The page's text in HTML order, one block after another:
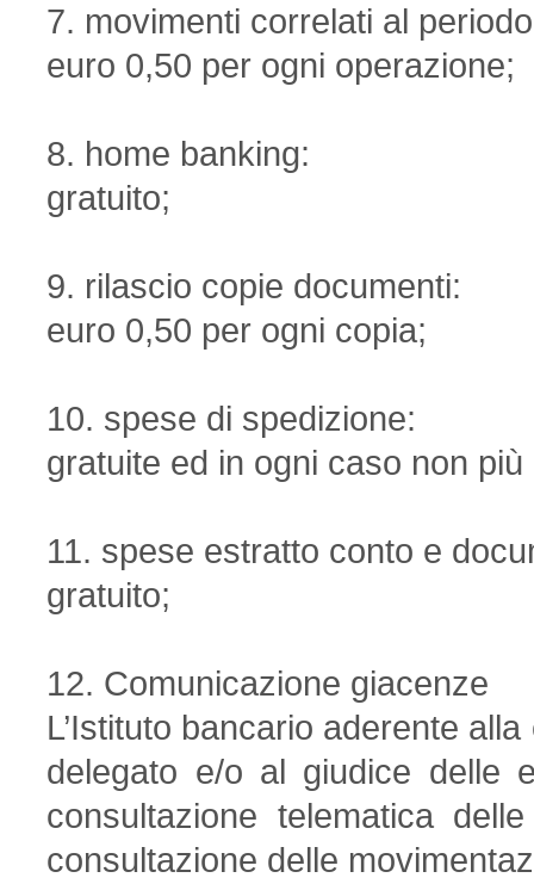
7. movimenti correlati al
euro 0,50 per ogni operazione;
8. home banking:
gratuito;
9. rilascio copie documenti:
euro 0,50 per ogni copia;
10. spese di spedizione:
gratuite ed in ogni caso non
11. spese estratto conto e
gratuito;
12. Comunicazione giacenze
L’Istituto bancario aderente
delegato e/o al giudice delle
consultazione telematica
consultazione delle